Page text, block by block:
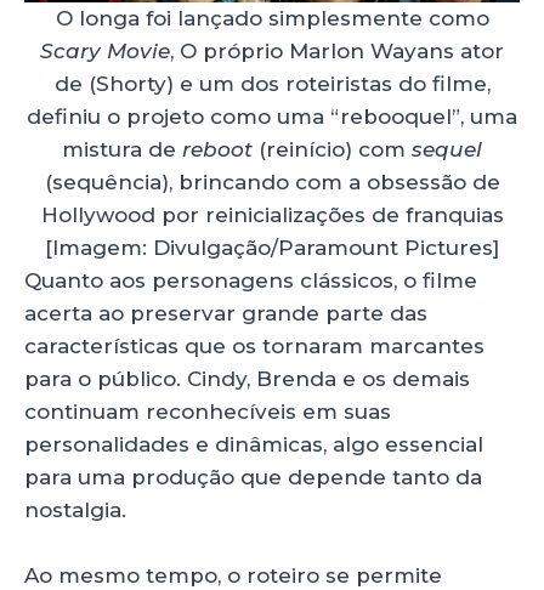
O longa foi lançado simplesmente como
Scary Movie, O próprio Marlon Wayans ator
de (Shorty) e um dos roteiristas do filme,
definiu o projeto como uma “rebooquel”, uma
mistura de reboot (reinício) com sequel
(sequência), brincando com a obsessão de
Hollywood por reinicializações de franquias
[Imagem: Divulgação/Paramount Pictures]
Quanto aos personagens clássicos, o filme
acerta ao preservar grande parte das
características que os tornaram marcantes
para o público. Cindy, Brenda e os demais
continuam reconhecíveis em suas
personalidades e dinâmicas, algo essencial
para uma produção que depende tanto da
nostalgia.
Ao mesmo tempo, o roteiro se permite